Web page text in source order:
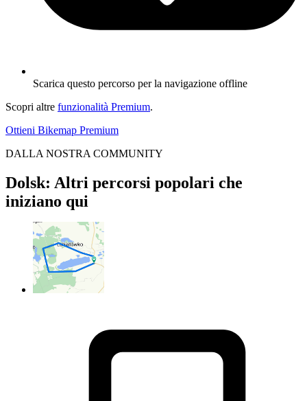
Scarica questo percorso per la navigazione offline
Scopri altre funzionalità Premium.
Ottieni Bikemap Premium
DALLA NOSTRA COMMUNITY
Dolsk: Altri percorsi popolari che
iniziano qui